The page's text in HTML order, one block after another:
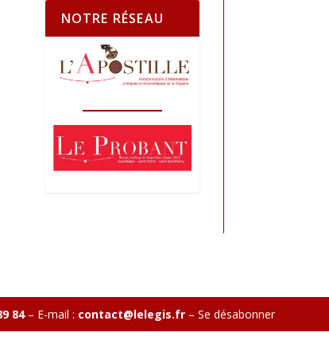
NOTRE RÉSEAU
84– E-mail : contact@lelegis.fr– Se désabonner